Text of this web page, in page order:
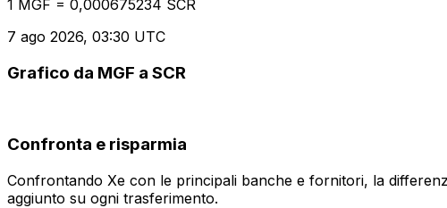
1 MGF = 0,000675234 SCR
7 ago 2026, 03:30 UTC
Grafico da MGF a SCR
Confronta e risparmia
Confrontando Xe con le principali banche e fornitori, la
aggiunto su ogni trasferimento.